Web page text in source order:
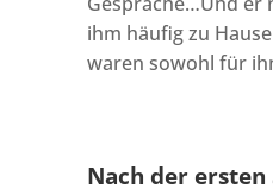
ihm häufig zu
waren sowohl für
Nach der